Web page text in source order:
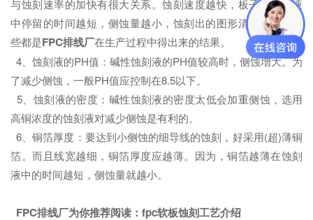
与蚀刻速率的加快有很大关系。蚀刻速度越快，板子在蚀刻液
中停留的时间越短，侧蚀量越小，蚀刻出的图形清晰整齐，这
些都是FPC排线厂在生产过程中得出来的结果。
4、蚀刻液的PH值：碱性蚀刻液的PH值较高时，侧蚀增大。为
了减少侧蚀，一般PH值应控制在8.5以下。
5、蚀刻液的密度：碱性蚀刻液的密度太低会加重侧蚀，选用
高铜浓度的蚀刻液对减少侧蚀是有利的。
6、铜箔厚度：要达到小侧蚀的细导线的蚀刻，好采用(超)薄铜
箔。而且线宽越细，铜箔厚度应越薄。因为，铜箔越薄在蚀刻
液中的时间越短，侧蚀量就越小。
FPC排线厂为你推荐阅读： fpc软板蚀刻工艺介绍